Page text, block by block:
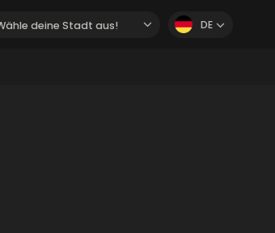
deine Stadt aus! DE